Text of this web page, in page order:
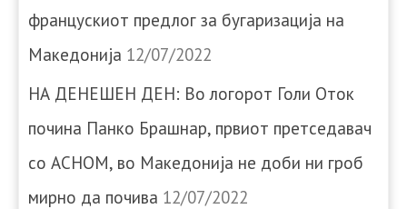
францускиот предлог за бугаризација на
Македонија 12/07/2022
НА ДЕНЕШЕН ДЕН: Во логорот Голи Оток
почина Панко Брашнар, првиот претседавач
со АСНОМ, во Македонија не доби ни гроб
мирно да почива 12/07/2022